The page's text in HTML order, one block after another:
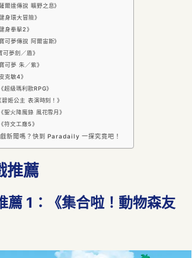
達傳說 曠野之息》
環大冒險》
身拳擊2》
夢傳說 阿爾宙斯》
夢劍／盾》
夢 朱／紫》
克敏4》
級瑪利歐RPG》
姬公主 表演時刻！》
火降魔錄 風花雪月》
文工廠5》
聞嗎？快到 Paradaily 一探究竟吧！
推薦
1：《集合啦！動物森友